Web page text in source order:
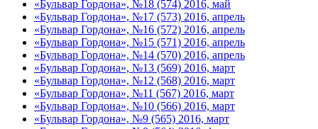
«Бульвар Гордона», №18 (574) 2016, май
«Бульвар Гордона», №17 (573) 2016, апрель
«Бульвар Гордона», №16 (572) 2016, апрель
«Бульвар Гордона», №15 (571) 2016, апрель
«Бульвар Гордона», №14 (570) 2016, апрель
«Бульвар Гордона», №13 (569) 2016, март
«Бульвар Гордона», №12 (568) 2016, март
«Бульвар Гордона», №11 (567) 2016, март
«Бульвар Гордона», №10 (566) 2016, март
«Бульвар Гордона», №9 (565) 2016, март